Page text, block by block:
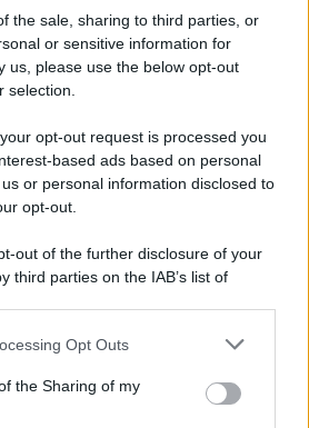
the sale, sharing to third parties, or
or sensitive information for
us, please use the below opt-out
selection.
opt-out request is processed you
based ads based on personal
or personal information disclosed to
opt-out.
out of the further disclosure of your
third parties on the IAB’s list of
be disclosed by us to third parties
parties.
Opt Outs
the Sharing of my
- P.IVA 04827280654 - Testata
Di Nocera Inferiore N. 8/2020 - RG N.
N. 35792 – ISCRITTA ALL’ANSO
NAZIONALE STAMPA ONLINE)
PRIVACY